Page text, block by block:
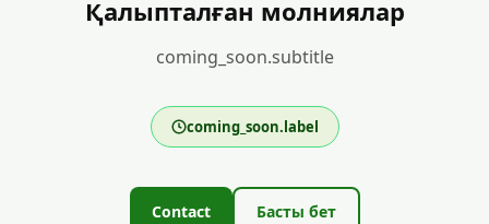
Қалыпталған молниялар
coming_soon.subtitle
coming_soon.label
Contact Басты бет